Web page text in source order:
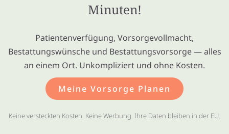
Minuten!
Patientenverfügung, Vorsorgevollmacht,
Bestattungswünsche und Bestattungsvorsorge — alles
an einem Ort. Unkompliziert und ohne Kosten.
Meine Vorsorge Planen
Keine versteckten Kosten. Keine Werbung. Ihre Daten bleiben in der EU.